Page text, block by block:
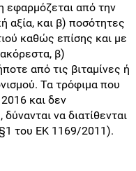
εφαρμόζεται από την
αξία, και β) ποσότητες
καθώς επίσης και με
β)
από τις βιταμίνες ή
Τα τρόφιμα που
και δεν
να διατίθενται
του ΕΚ 1169/2011).